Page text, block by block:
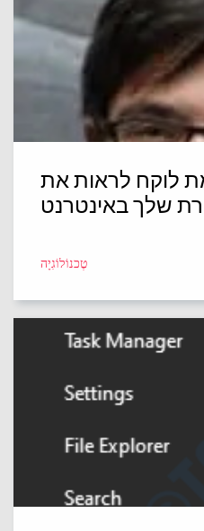
לוקח לראות את
שלך באינטרנט
טֶכנוֹלוֹגִיָה